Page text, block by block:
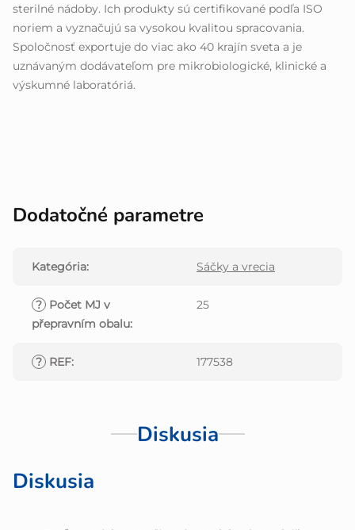
sterilné nádoby. Ich produkty sú certifikované podľa ISO
noriem a vyznačujú sa vysokou kvalitou spracovania.
Spoločnosť exportuje do viac ako 40 krajín sveta a je
uznávaným dodávateľom pre mikrobiologické, klinické a
výskumné laboratóriá.
Dodatočné parametre
Kategória: Sáčky a vrecia
? Počet MJ v
přepravním obalu:
25
? REF: 177538
Diskusia
Diskusia